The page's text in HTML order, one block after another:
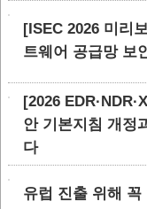
[ISEC 2026 미리
트웨어 공급망 보
[2026
안 기본지침 개정
다
유럽 진출 위해 꼭